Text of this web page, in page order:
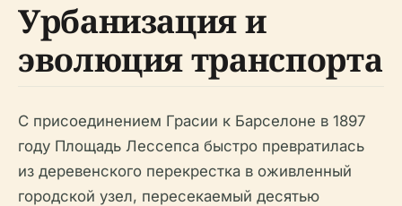
Урбанизация и
эволюция транспорта
С присоединением Грасии к Барселоне в 1897
году Площадь Лессепса быстро превратилась
из деревенского перекрестка в оживленный
городской узел, пересекаемый десятью